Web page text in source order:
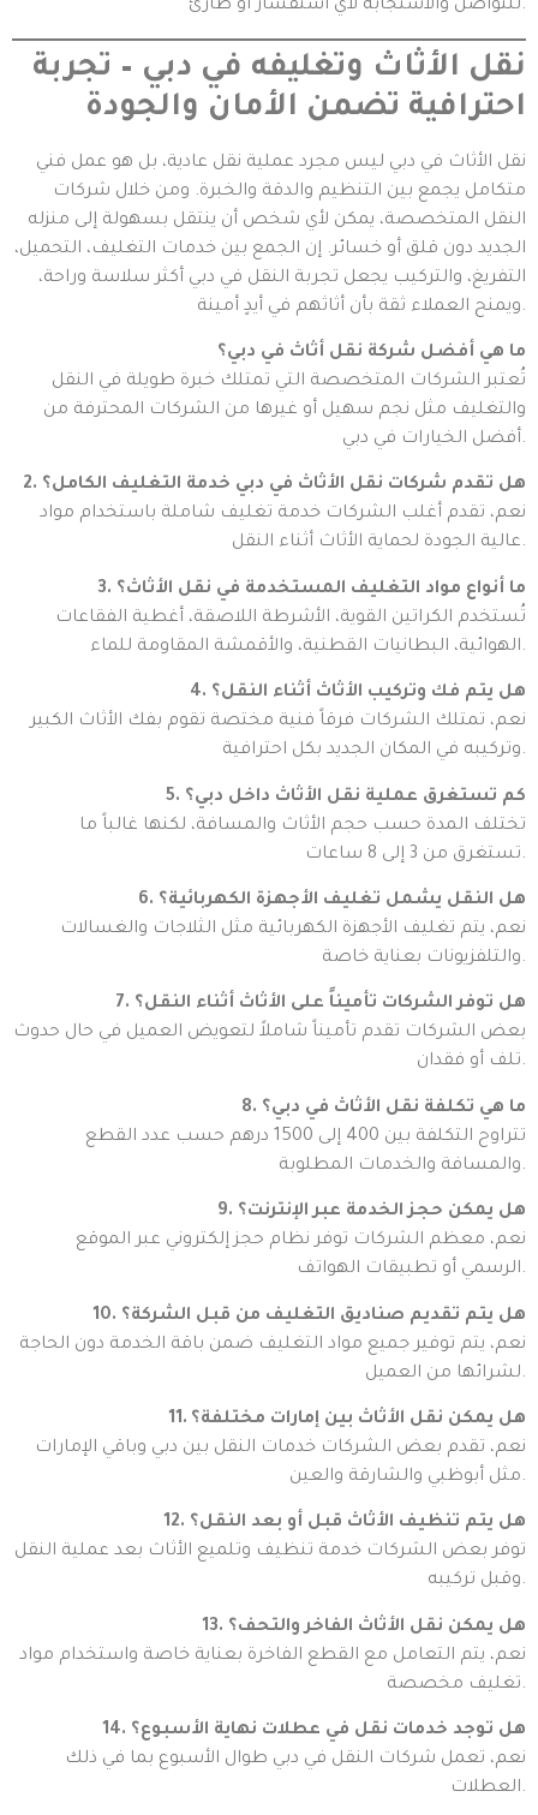
للتواصل والاستجابة لأي استفسار أو طارئ.
نقل الأثاث وتغليفه في دبي – تجربة
احترافية تضمن الأمان والجودة
نقل الأثاث في دبي ليس مجرد عملية نقل عادية، بل هو عمل فني
متكامل يجمع بين التنظيم والدقة والخبرة. ومن خلال شركات
النقل المتخصصة، يمكن لأي شخص أن ينتقل بسهولة إلى منزله
الجديد دون قلق أو خسائر. إن الجمع بين خدمات التغليف، التحميل،
التفريغ، والتركيب يجعل تجربة النقل في دبي أكثر سلاسة وراحة،
ويمنح العملاء ثقة بأن أثاثهم في أيدٍ أمينة.
ما هي أفضل شركة نقل أثاث في دبي؟
تُعتبر الشركات المتخصصة التي تمتلك خبرة طويلة في النقل
والتغليف مثل نجم سهيل أو غيرها من الشركات المحترفة من
أفضل الخيارات في دبي.
2. هل تقدم شركات نقل الأثاث في دبي خدمة التغليف الكامل؟
نعم، تقدم أغلب الشركات خدمة تغليف شاملة باستخدام مواد
عالية الجودة لحماية الأثاث أثناء النقل.
3. ما أنواع مواد التغليف المستخدمة في نقل الأثاث؟
تُستخدم الكراتين القوية، الأشرطة اللاصقة، أغطية الفقاعات
الهوائية، البطانيات القطنية، والأقمشة المقاومة للماء.
4. هل يتم فك وتركيب الأثاث أثناء النقل؟
نعم، تمتلك الشركات فرقاً فنية مختصة تقوم بفك الأثاث الكبير
وتركيبه في المكان الجديد بكل احترافية.
5. كم تستغرق عملية نقل الأثاث داخل دبي؟
تختلف المدة حسب حجم الأثاث والمسافة، لكنها غالباً ما
تستغرق من 3 إلى 8 ساعات.
6. هل النقل يشمل تغليف الأجهزة الكهربائية؟
نعم، يتم تغليف الأجهزة الكهربائية مثل الثلاجات والغسالات
والتلفزيونات بعناية خاصة.
7. هل توفر الشركات تأميناً على الأثاث أثناء النقل؟
بعض الشركات تقدم تأميناً شاملاً لتعويض العميل في حال حدوث
تلف أو فقدان.
8. ما هي تكلفة نقل الأثاث في دبي؟
تتراوح التكلفة بين 400 إلى 1500 درهم حسب عدد القطع
والمسافة والخدمات المطلوبة.
9. هل يمكن حجز الخدمة عبر الإنترنت؟
نعم، معظم الشركات توفر نظام حجز إلكتروني عبر الموقع
الرسمي أو تطبيقات الهواتف.
10. هل يتم تقديم صناديق التغليف من قبل الشركة؟
نعم، يتم توفير جميع مواد التغليف ضمن باقة الخدمة دون الحاجة
لشرائها من العميل.
11. هل يمكن نقل الأثاث بين إمارات مختلفة؟
نعم، تقدم بعض الشركات خدمات النقل بين دبي وباقي الإمارات
مثل أبوظبي والشارقة والعين.
12. هل يتم تنظيف الأثاث قبل أو بعد النقل؟
توفر بعض الشركات خدمة تنظيف وتلميع الأثاث بعد عملية النقل
وقبل تركيبه.
13. هل يمكن نقل الأثاث الفاخر والتحف؟
نعم، يتم التعامل مع القطع الفاخرة بعناية خاصة واستخدام مواد
تغليف مخصصة.
14. هل توجد خدمات نقل في عطلات نهاية الأسبوع؟
نعم، تعمل شركات النقل في دبي طوال الأسبوع بما في ذلك
العطلات.